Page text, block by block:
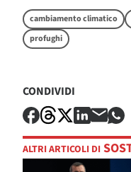
cambiamento climatico
profughi
CONDIVIDI
ALTRI ARTICOLI DI